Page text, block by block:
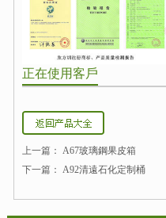
正在使用客戶
上一篇：
A67玻璃鋼果皮箱
下一篇：
A92清遠石化定制桶